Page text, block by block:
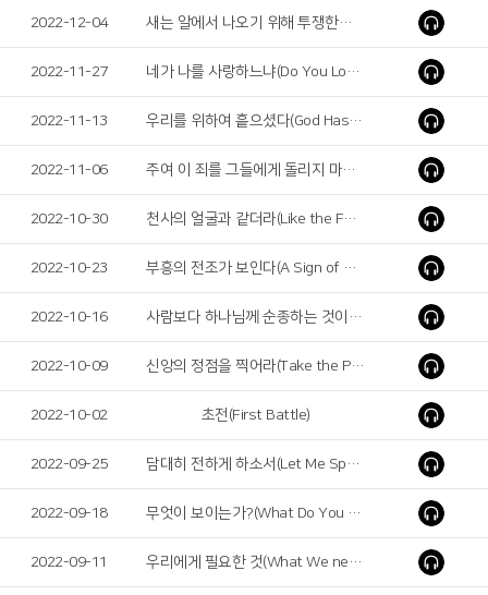
2022-12-04 새는 알에서 나오기 위해 투쟁한다(The Bird Fights Its Way out of the Egg)
2022-11-27 네가 나를 사랑하느냐(Do You Love Me?)
2022-11-13 우리를 위하여 흩으셨다(God Has Scattered Them for us)
2022-11-06 주여 이 죄를 그들에게 돌리지 마옵소서(Lord, Do Not Hold This Sin Against Them)
2022-10-30 천사의 얼굴과 같더라(Like the Face of an Angel)
2022-10-23 부흥의 전조가 보인다(A Sign of a Revival is seen)
2022-10-16 사람보다 하나님께 순종하는 것이 마땅하니라(We Must Obey God rather than Men!)
2022-10-09 신앙의 정점을 찍어라(Take the Pinnacle of Your Faith)
2022-10-02 초전(First Battle)
2022-09-25 담대히 전하게 하소서(Let Me Speak the Word of Lord with Great Boldness)
2022-09-18 무엇이 보이는가?(What Do You See?)
2022-09-11 우리에게 필요한 것(What We need)